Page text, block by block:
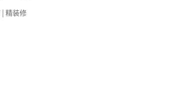
| 精装修